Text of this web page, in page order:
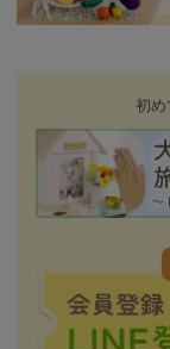
初め